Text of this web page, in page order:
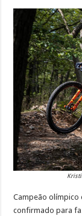
Campeão olímpico
confirmado para